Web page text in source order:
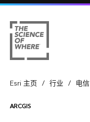
Esri 主页 / 行业 / 电信
ARCGIS